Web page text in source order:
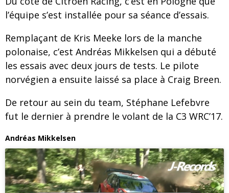
l’équipe s’est installée pour sa séance d’essais.
Remplaçant de Kris Meeke lors de la manche
polonaise, c’est Andréas Mikkelsen qui a débuté
les essais avec deux jours de tests. Le pilote
norvégien a ensuite laissé sa place à Craig Breen.
De retour au sein du team, Stéphane Lefebvre
fut le dernier à prendre le volant de la C3 WRC’17.
Andréas Mikkelsen